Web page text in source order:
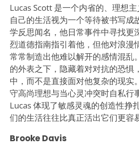
Lucas Scott 是一个内省的、理想
自己的生活视为一个等待被书写成
学反思闻名，他日常事件中寻找更
烈道德指南指引着他，但他对浪漫
常常制造出他难以解开的感情混乱
的外表之下，隐藏着对对抗的恐惧
中，而不是直接面对他复杂的现实
守高尚理想与当心灵冲突时自私行
Lucas 体现了敏感灵魂的创造性挣
们的生活往往比真正活出它们更容
Brooke Davis